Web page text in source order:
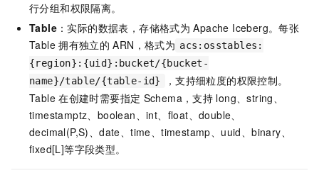
行分组和权限隔离。
Table ：实际的数据表，存储格式为 Apache Iceberg。每张
Table 拥有独立的 ARN，格式为 acs:osstables:
{region}:{uid}:bucket/{bucket-
name}/table/{table-id}
，支持细粒度的权限控制。
Table 在创建时需要指定 Schema，支持 long、string、
timestamptz、boolean、int、float、double、
decimal(P,S)、date、time、timestamp、uuid、binary、
fixed[L]等字段类型。